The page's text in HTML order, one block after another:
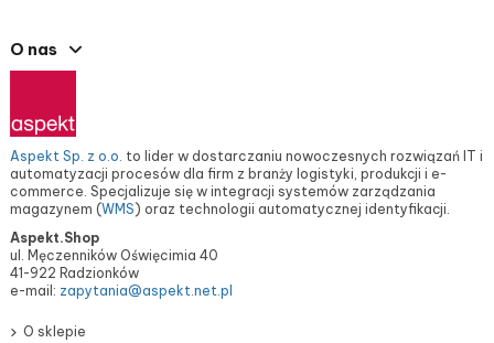
O nas
Aspekt Sp. z o.o. to lider w dostarczaniu nowoczesnych rozwiązań IT i
automatyzacji procesów dla firm z branży logistyki, produkcji i e-
commerce. Specjalizuje się w integracji systemów zarządzania
magazynem (WMS) oraz technologii automatycznej identyfikacji.
Aspekt.Shop
ul. Męczenników Oświęcimia 40
41-922 Radzionków
e-mail: zapytania@aspekt.net.pl
O sklepie